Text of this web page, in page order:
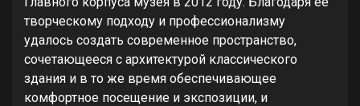
творческому подходу и профессионализму
удалось создать современное пространство,
сочетающееся с архитектурой классического
здания и в то же время обеспечивающее
комфортное посещение и экспозиции, и